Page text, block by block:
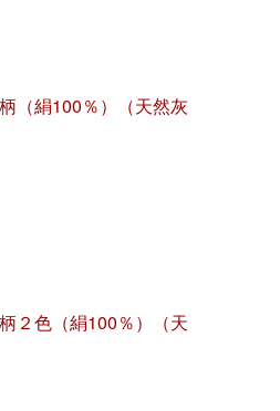
（絹100％）（天然灰
２色（絹100％）（天